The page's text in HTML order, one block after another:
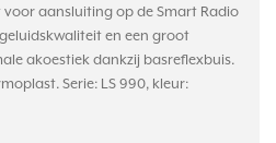
aansluiting op de Smart Radio
geluidskwaliteit en een groot
akoestiek dankzij basreflexbuis.
Serie: LS 990, kleur: